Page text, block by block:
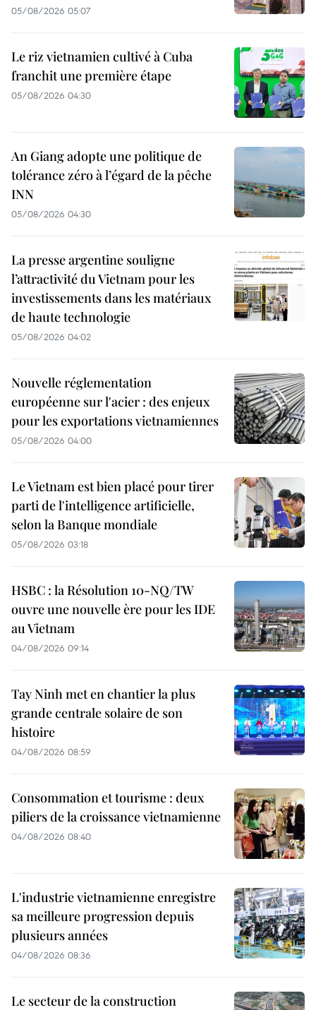
05/08/2026 05:07
Le riz vietnamien cultivé à Cuba
franchit une première étape
05/08/2026 04:30
An Giang adopte une politique de
tolérance zéro à l’égard de la pêche
INN
05/08/2026 04:30
La presse argentine souligne
l’attractivité du Vietnam pour les
investissements dans les matériaux
de haute technologie
05/08/2026 04:02
Nouvelle réglementation
européenne sur l'acier : des enjeux
pour les exportations vietnamiennes
05/08/2026 04:00
Le Vietnam est bien placé pour tirer
parti de l'intelligence artificielle,
selon la Banque mondiale
05/08/2026 03:18
HSBC : la Résolution 10-NQ/TW
ouvre une nouvelle ère pour les IDE
au Vietnam
04/08/2026 09:14
Tay Ninh met en chantier la plus
grande centrale solaire de son
histoire
04/08/2026 08:59
Consommation et tourisme : deux
piliers de la croissance vietnamienne
04/08/2026 08:40
L'industrie vietnamienne enregistre
sa meilleure progression depuis
plusieurs années
04/08/2026 08:36
Le secteur de la construction